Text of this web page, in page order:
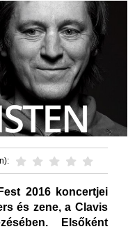
2016 koncertjei
és zene, a Clavis
Elsőként